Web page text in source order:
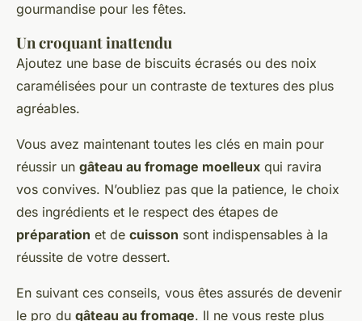
gourmandise pour les fêtes.
Un croquant inattendu
Ajoutez une base de biscuits écrasés ou des noix
caramélisées pour un contraste de textures des plus
agréables.
Vous avez maintenant toutes les clés en main pour
réussir un gâteau au fromage moelleux qui ravira
vos convives. N’oubliez pas que la patience, le choix
des ingrédients et le respect des étapes de
préparation et de cuisson sont indispensables à la
réussite de votre dessert.
En suivant ces conseils, vous êtes assurés de devenir
le pro du gâteau au fromage. Il ne vous reste plus